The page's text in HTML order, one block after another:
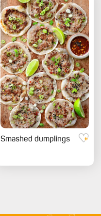
Smashed dumplings